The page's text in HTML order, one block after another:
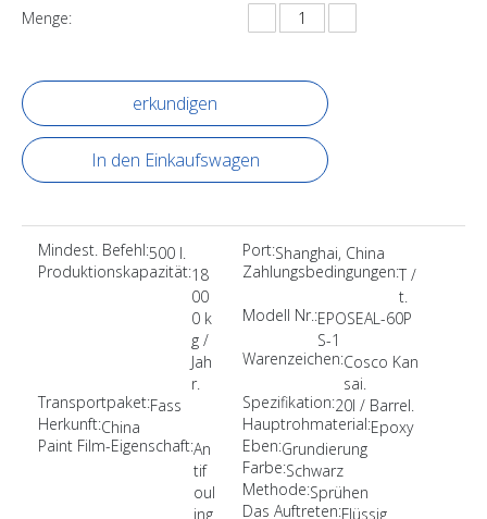
Menge:
erkundigen
In den Einkaufswagen
Mindest. Befehl:500 l. Port:Shanghai, China
Produktionskapazität:18
00
0 k
g /
Jah
r.
Zahlungsbedingungen:T /
t.
Modell Nr.:EPOSEAL-60P
S-1
Warenzeichen:Cosco Kan
sai.
Transportpaket:Fass Spezifikation:20l / Barrel.
Herkunft:China Hauptrohmaterial:Epoxy
Paint Film-Eigenschaft:An
tif
oul
ing
Eben:Grundierung
Farbe:Schwarz
Methode:Sprühen
Das Auftreten:Flüssig